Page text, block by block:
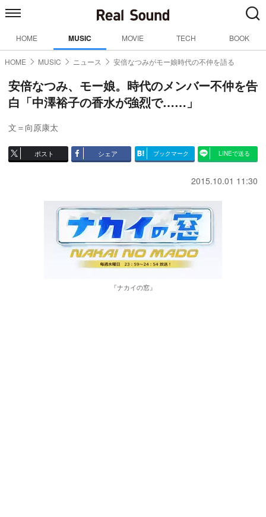
HOME MUSIC MOVIE TECH BOOK
HOME MUSIC ニュース 安倍なつみがモー娘時代の不仲を語る
安倍なつみ、モー娘。時代のメンバー不仲を告
白「中澤裕子の香水が強烈で……」
文＝向原康太
ポスト シェア ブックマーク LINEで送る
2015.10.01 11:30
『ナカイの窓』